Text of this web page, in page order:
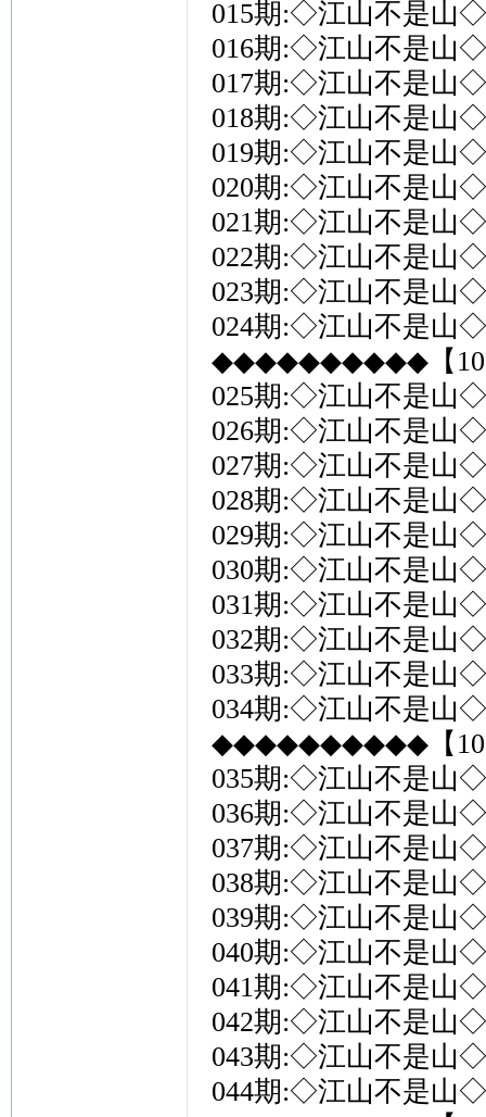
015期:◇江山不是山
016期:◇江山不是山
017期:◇江山不是山
018期:◇江山不是山
019期:◇江山不是山
020期:◇江山不是山
021期:◇江山不是山
022期:◇江山不是山
023期:◇江山不是山
024期:◇江山不是山
◆◆◆◆◆◆◆◆◆◆【
025期:◇江山不是山
026期:◇江山不是山
027期:◇江山不是山
028期:◇江山不是山
029期:◇江山不是山
030期:◇江山不是山
031期:◇江山不是山
032期:◇江山不是山
033期:◇江山不是山
034期:◇江山不是山
◆◆◆◆◆◆◆◆◆◆【
035期:◇江山不是山
036期:◇江山不是山
037期:◇江山不是山
038期:◇江山不是山
039期:◇江山不是山
040期:◇江山不是山
041期:◇江山不是山
042期:◇江山不是山
043期:◇江山不是山
044期:◇江山不是山